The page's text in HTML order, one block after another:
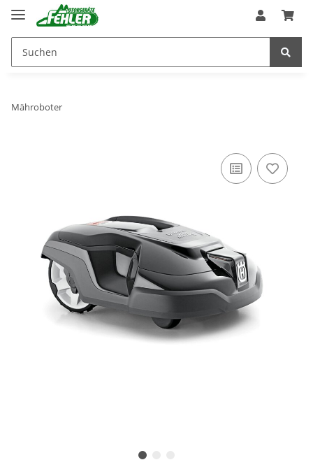
Mähroboter